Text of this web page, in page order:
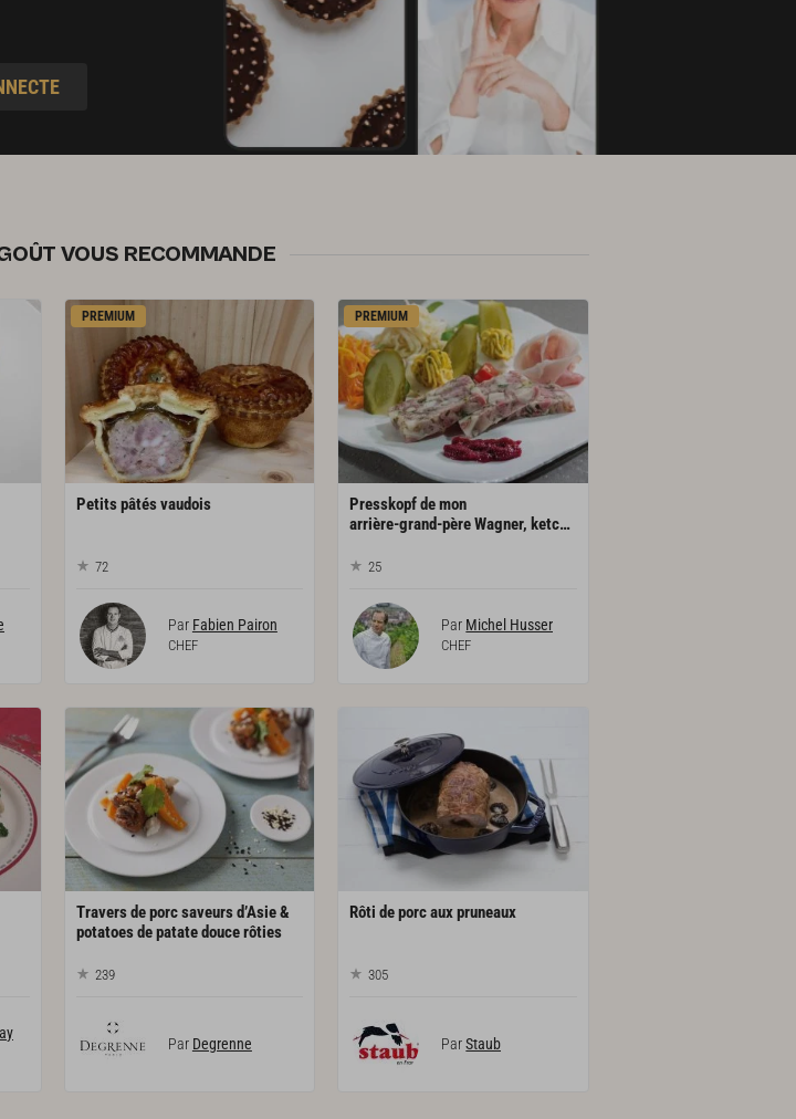
VOUS RECOMMANDE
PREMIUM
Petitspâtésvaudois
72
Par Fabien Pairon
CHEF
PREMIUM
Presskopf de mon
arrière-grand-père Wagner, ketchup à l'alsacienne
25
Par Michel Husser
CHEF
Travers de porc saveurs d’Asie &
potatoes de patate douce rôties
239
Par Degrenne
Rôti deporcauxpruneaux
305
ParStaub